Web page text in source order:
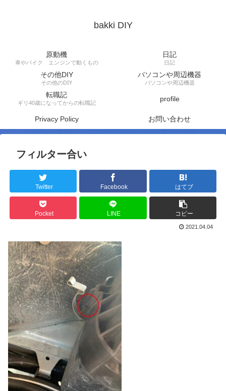
bakki DIY
原動機
車やバイク エンジンで動くもの
日記
日記
その他DIY
その他のDIY
パソコンや周辺機器
パソコンや周辺機器
転職記
ギリ40歳になってからの転職記 profile
Privacy Policy お問い合わせ
フィルター合い
Twitter Facebook はてブ
Pocket LINE コピー
2021.04.04